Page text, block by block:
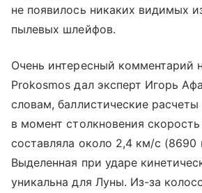
не появилось никаких видимых
пылевых шлейфов.
Очень интересный комментарий
Prokosmos дал эксперт Игорь
словам, баллистические
в момент столкновения
составляла около 2,4 км/с (8690
Выделенная при ударе
уникальна для Луны. Из-за